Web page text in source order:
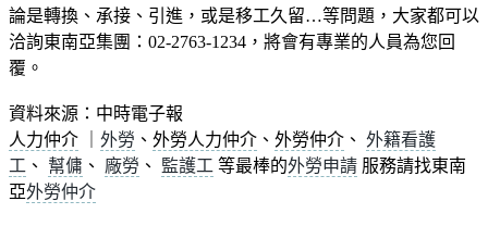
論是轉換、承接、引進，或是移工久留…等問題，大家都可以
洽詢東南亞集團：02-2763-1234，將會有專業的人員為您回
覆。
資料來源： 中時電子報
人力仲介
外勞 、 外勞人力仲介 、 外勞仲介 、 外籍看護
工 、 幫傭 、 廠勞 、 監護工 等最棒的外勞申請 服務請找東南
亞外勞仲介